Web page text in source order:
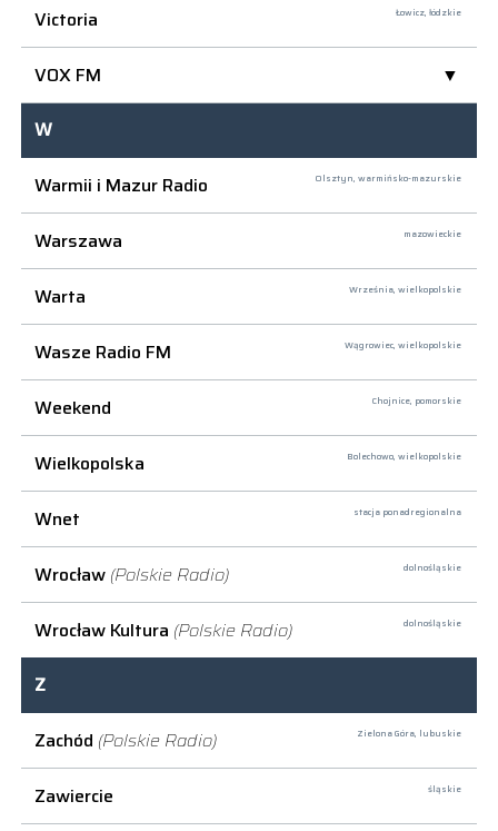
Victoria Łowicz, łódzkie
VOX FM
W
Warmii i Mazur Radio
Olsztyn, warmińsko-mazurskie
Warszawa mazowieckie
Warta Września, wielkopolskie
Wasze Radio FM Wągrowiec, wielkopolskie
Weekend Chojnice, pomorskie
Wielkopolska Bolechowo, wielkopolskie
Wnet stacja ponadregionalna
Wrocław (Polskie Radio) dolnośląskie
Wrocław Kultura (Polskie Radio) dolnośląskie
Z
Zachód (Polskie Radio) Zielona Góra, lubuskie
Zawiercie śląskie